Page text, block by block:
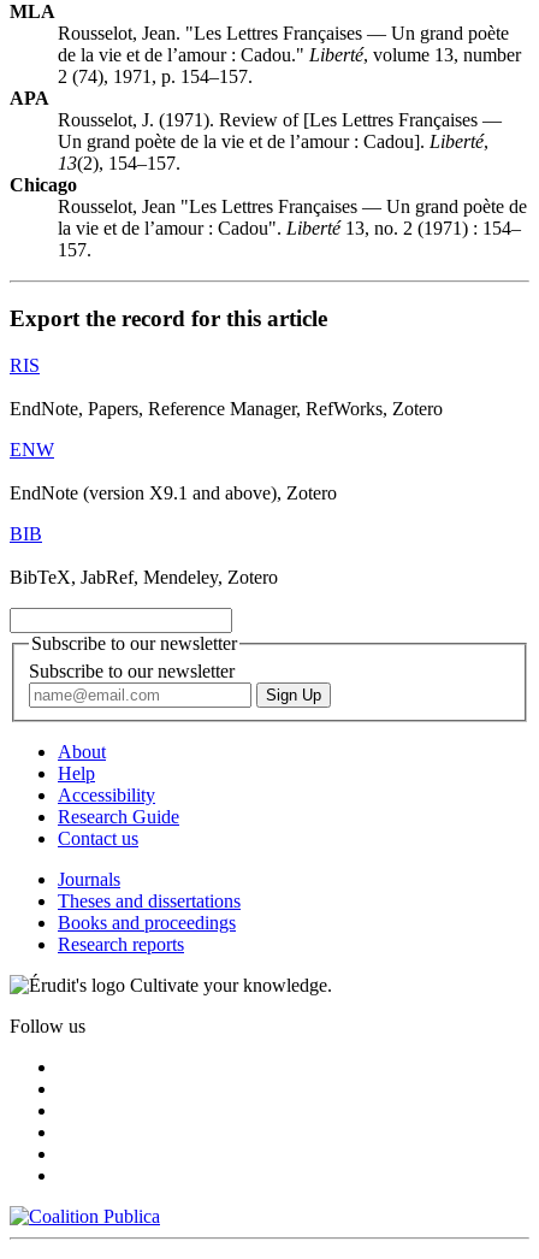
MLA
Rousselot, Jean. "Les Lettres Françaises — Un grand poète
de la vie et de l’amour : Cadou." Liberté, volume 13, number
2 (74), 1971, p. 154–157.
APA
Rousselot, J. (1971). Review of [Les Lettres Françaises —
Un grand poète de la vie et de l’amour : Cadou]. Liberté,
13(2), 154–157.
Chicago
Rousselot, Jean "Les Lettres Françaises — Un grand poète de
la vie et de l’amour : Cadou". Liberté13, no. 2 (1971) : 154–
157.
Export the record for this article
RIS
EndNote, Papers, Reference Manager, RefWorks, Zotero
ENW
EndNote (version X9.1 and above), Zotero
BIB
BibTeX, JabRef, Mendeley, Zotero
Subscribe to our newsletter
Subscribe to our newsletter
About
Help
Accessibility
Research Guide
Contact us
Journals
Theses and dissertations
Books and proceedings
Research reports
Cultivate your knowledge.
Follow us